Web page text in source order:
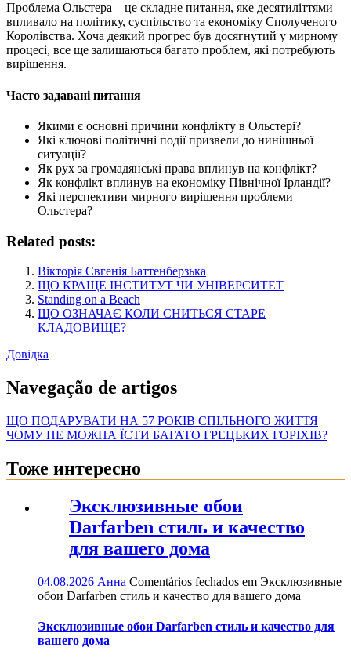
Проблема Ольстера – це складне питання, яке десятиліттями
впливало на політику, суспільство та економіку Сполученого
Королівства. Хоча деякий прогрес був досягнутий у мирному
процесі, все ще залишаються багато проблем, які потребують
вирішення.
Часто задавані питання
Якими є основні причини конфлікту в Ольстері?
Які ключові політичні події призвели до нинішньої
ситуації?
Як рух за громадянські права вплинув на конфлікт?
Як конфлікт вплинув на економіку Північної Ірландії?
Які перспективи мирного вирішення проблеми
Ольстера?
Related posts:
Вікторія Євгенія Баттенберзька
ЩО КРАЩЕ ІНСТИТУТ ЧИ УНІВЕРСИТЕТ
Standing on a Beach
ЩО ОЗНАЧАЄ КОЛИ СНИТЬСЯ СТАРЕ
КЛАДОВИЩЕ?
Довідка
Navegação de artigos
ЩО ПОДАРУВАТИ НА 57 РОКІВ СПІЛЬНОГО ЖИТТЯ
ЧОМУ НЕ МОЖНА ЇСТИ БАГАТО ГРЕЦЬКИХ ГОРІХІВ?
Тоже интересно
Эксклюзивные обои
Darfarben стиль и качество
для вашего дома
04.08.2026 Анна Comentários fechados em Эксклюзивные
обои Darfarben стиль и качество для вашего дома
Эксклюзивные обои Darfarben стиль и качество для
вашего дома